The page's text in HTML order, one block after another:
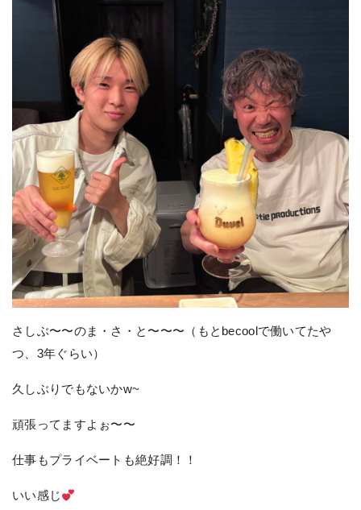
さしぶ〜〜のま・さ・と〜〜〜（もとbecoolで働いてたや
つ、3年ぐらい）
久しぶりでもないかw~
頑張ってますよぉ〜〜
仕事もプライベートも絶好調！！
いい感じ